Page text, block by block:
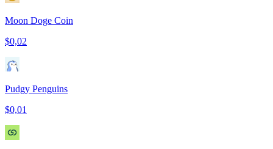
Moon Doge Coin
$0,02
Pudgy Penguins
$0,01